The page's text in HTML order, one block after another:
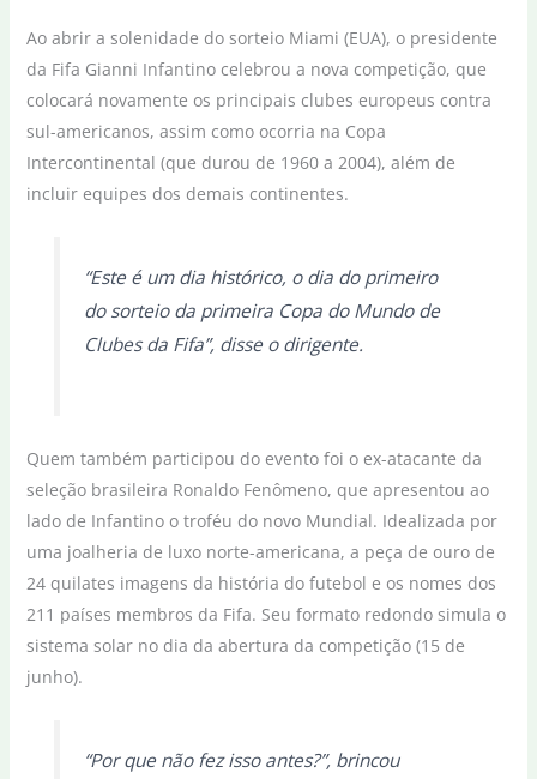
Ao abrir a solenidade do sorteio Miami (EUA), o presidente
da Fifa Gianni Infantino celebrou a nova competição, que
colocará novamente os principais clubes europeus contra
sul-americanos, assim como ocorria na Copa
Intercontinental (que durou de 1960 a 2004), além de
incluir equipes dos demais continentes.
“Este é um dia histórico, o dia do primeiro
do sorteio da primeira Copa do Mundo de
Clubes da Fifa”, disse o dirigente.
Quem também participou do evento foi o ex-atacante da
seleção brasileira Ronaldo Fenômeno, que apresentou ao
lado de Infantino o troféu do novo Mundial. Idealizada por
uma joalheria de luxo norte-americana, a peça de ouro de
24 quilates imagens da história do futebol e os nomes dos
211 países membros da Fifa. Seu formato redondo simula o
sistema solar no dia da abertura da competição (15 de
junho).
“Por que não fez isso antes?”, brincou